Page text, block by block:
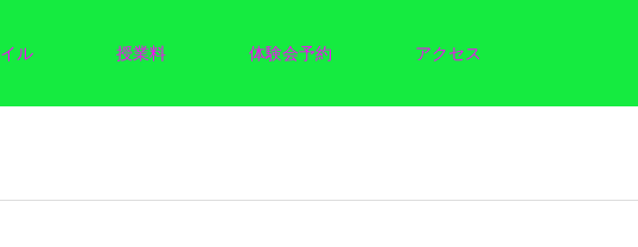
ル 授業料 体験会予約 アクセス